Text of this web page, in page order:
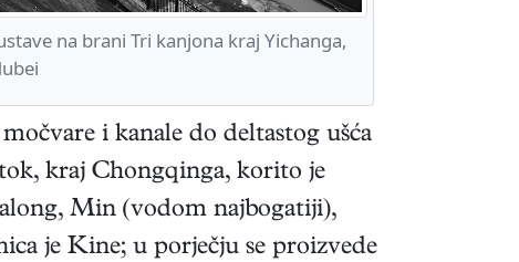
na brani Tri kanjona kraj Yichanga,
i kanale do deltastog ušća
kraj Chongqinga, korito je
Min (vodom najbogatiji),
je Kine; u porječju se proizvede